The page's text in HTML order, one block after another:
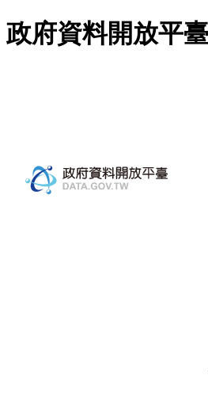
跳至主要內容
政府資料開放平臺